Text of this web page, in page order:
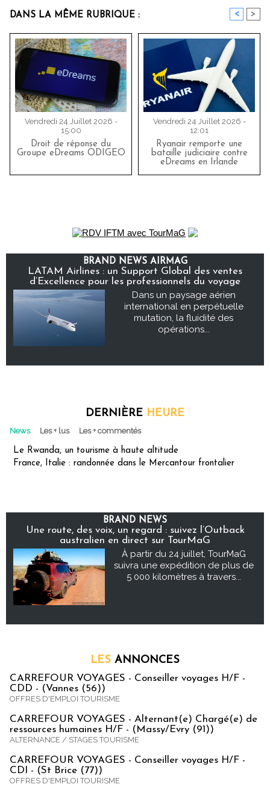
DANS LA MÊME RUBRIQUE : < >
Vendredi 24 Juillet 2026 -
15:00
Droit de réponse du
Groupe eDreams ODIGEO
Vendredi 24 Juillet 2026 -
12:01
Ryanair remporte une
bataille judiciaire contre
eDreams en Irlande
BRAND NEWS AIRMAG
LATAM Airlines : un Support Global des ventes
d’Excellence pour les professionnels du voyage
Dans un paysage aérien
international en perpétuelle
mutation, la fluidité des
opérations...
DERNIÈRE HEURE
News Les + lus Les + commentés
Le Rwanda, un tourisme à haute altitude
France, Italie : randonnée dans le Mercantour frontalier
BRAND NEWS
Une route, des voix, un regard : suivez l’Outback
australien en direct sur TourMaG
À partir du 24 juillet, TourMaG
suivra une expédition de plus de
5 000 kilomètres à travers...
LES ANNONCES
CARREFOUR VOYAGES - Conseiller voyages H/F -
CDD - (Vannes (56))
OFFRES D'EMPLOI TOURISME
CARREFOUR VOYAGES - Alternant(e) Chargé(e) de
ressources humaines H/F - (Massy/Evry (91))
ALTERNANCE / STAGES TOURISME
CARREFOUR VOYAGES - Conseiller voyages H/F -
CDI - (St Brice (77))
OFFRES D'EMPLOI TOURISME